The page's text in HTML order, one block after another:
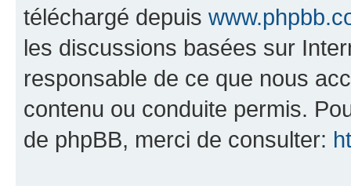
téléchargé depuis
les discussions basées sur
responsable de ce que nous
contenu ou conduite permis.
de phpBB, merci de consulter: